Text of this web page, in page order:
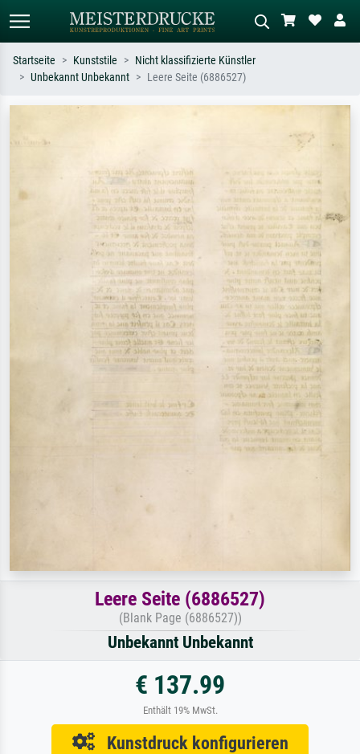
Beschreiben Sie die Szene – z.B. Grüne
Wiese, Abstrakt mit viel Rot, Dunkles
Ölgemälde, Stehender Akt neben einem
Startseite Kunststile
Nicht klassifizierte Künstler
Unbekannt Unbekannt
Leere Seite (6886527)
Leere Seite (6886527)
(Blank Page (6886527))
Unbekannt Unbekannt
€ 137.99
Enthält 19% MwSt.
Kunstdruck konfigurieren